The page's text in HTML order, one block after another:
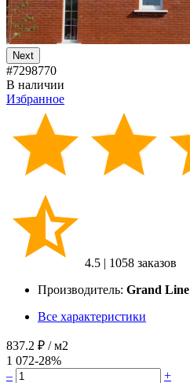
Next
#7298770
В наличии
Избранное
4.5 | 1058 заказов
Производитель: Grand Line
Все характеристики
837.2 ₽ / м2
1 072-28%
–
+